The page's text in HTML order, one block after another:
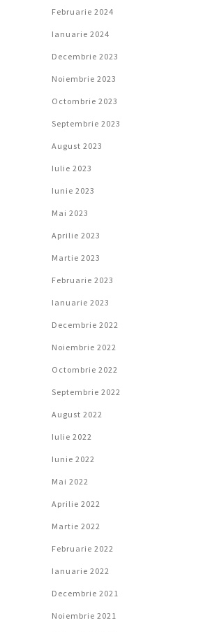
Februarie 2024
Ianuarie 2024
Decembrie 2023
Noiembrie 2023
Octombrie 2023
Septembrie 2023
August 2023
Iulie 2023
Iunie 2023
Mai 2023
Aprilie 2023
Martie 2023
Februarie 2023
Ianuarie 2023
Decembrie 2022
Noiembrie 2022
Octombrie 2022
Septembrie 2022
August 2022
Iulie 2022
Iunie 2022
Mai 2022
Aprilie 2022
Martie 2022
Februarie 2022
Ianuarie 2022
Decembrie 2021
Noiembrie 2021